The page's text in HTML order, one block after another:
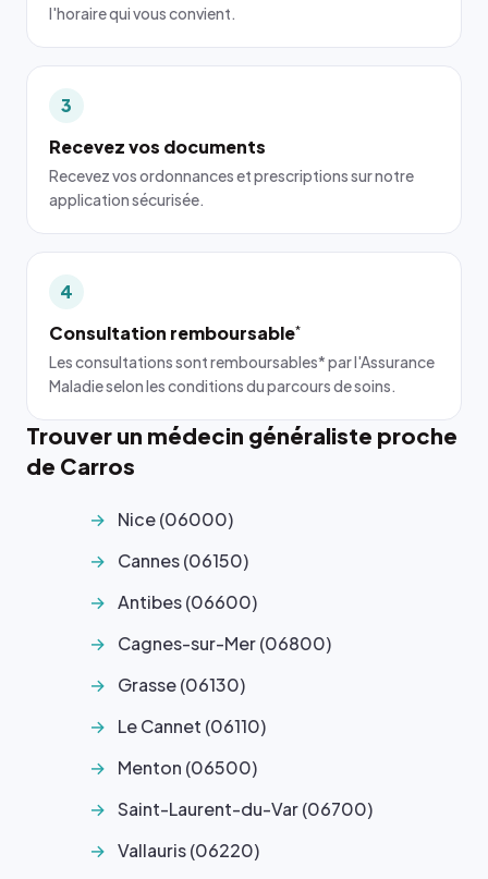
l'horaire qui vous convient.
3
Recevez vos documents
Recevez vos ordonnances et prescriptions sur notre
application sécurisée.
4
Consultation remboursable*
Les consultations sont remboursables* par l'Assurance
Maladie selon les conditions du parcours de soins.
Trouver un médecin généraliste proche
de Carros
Nice (06000)
Cannes (06150)
Antibes (06600)
Cagnes-sur-Mer (06800)
Grasse (06130)
Le Cannet (06110)
Menton (06500)
Saint-Laurent-du-Var (06700)
Vallauris (06220)